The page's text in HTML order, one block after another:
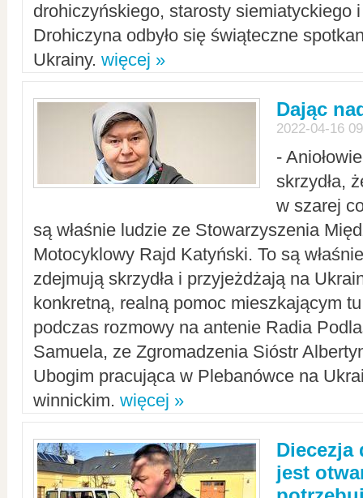
drohiczyńskiego, starosty siemiatyckiego
Drohiczyna odbyło się świąteczne
Ukrainy. więcej »
Dając
2022-04-16
-
skrzydła,
w szarej
są właśnie ludzie ze Stowarzyszenia
Motocyklowy Rajd Katyński. To są
zdejmują skrzydła i przyjeżdżają na
konkretną, realną pomoc mieszkającym
podczas rozmowy na antenie Radia
Samuela, ze Zgromadzenia Sióstr
Ubogim pracująca w Plebanówce na
winnickim. więcej »
Diecezja
jest